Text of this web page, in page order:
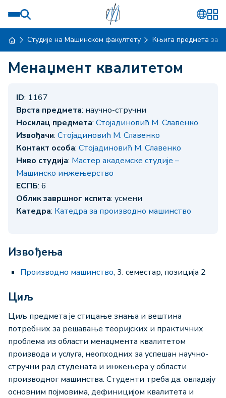
Студије на Машинском факултету Књига предмета за
Менаџмент квалитетом
ID: 1167
Врста предмета: научно-стручни
Носилац предмета: Стојадиновић М. Славенко
Извођачи: Стојадиновић М. Славенко
Контакт особа: Стојадиновић М. Славенко
Ниво студија: Мастер академске студије –
Машинско инжењерство
ЕСПБ: 6
Облик завршног испита: усмени
Катедра: Катедра за производно машинство
Извођења
Производно машинство, 3. семестар, позиција 2
Циљ
Циљ предмета је стицање знања и вештина
потребних за решавање теоријских и практичних
проблема из области менаџмента квалитетом
производа и услуга, неопходних за успешан научно-
стручни рад студената и инжењера у области
производног машинства. Студенти треба да: овладају
основним појмовима, дефиницијом квалитета и